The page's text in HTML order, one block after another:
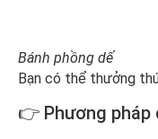
Bánh phồng dế
Bạn có thể thưởng
👉 Phương